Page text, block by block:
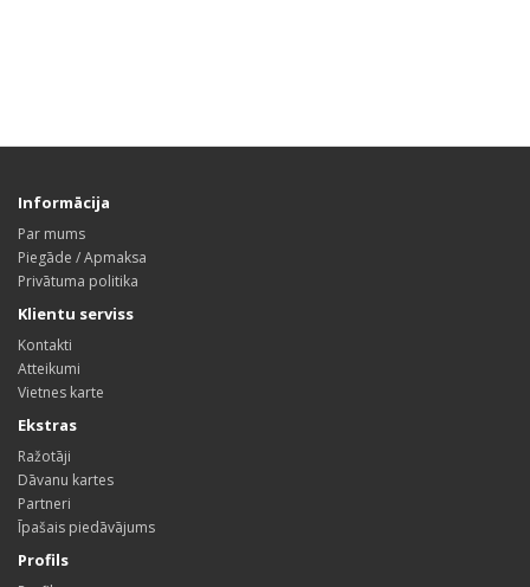
Informācija
Par mums
Piegāde / Apmaksa
Privātuma politika
Klientu serviss
Kontakti
Atteikumi
Vietnes karte
Ekstras
Ražotāji
Dāvanu kartes
Partneri
Īpašais piedāvājums
Profils